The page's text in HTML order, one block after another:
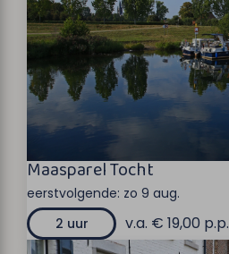
Maasparel Tocht
eerstvolgende: zo 9 aug.
2 uur
v.a. € 19,00 p.p.